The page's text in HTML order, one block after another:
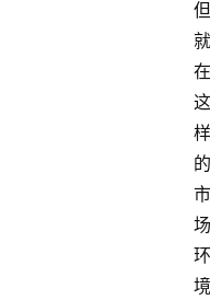
但
就
在
这
样
的
市
场
环
境